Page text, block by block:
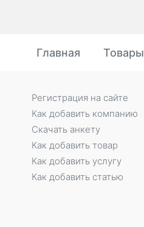
Главная Товары
Регистрация на сайте
Как добавить компанию
Скачать анкету
Как добавить товар
Как добавить услугу
Как добавить статью